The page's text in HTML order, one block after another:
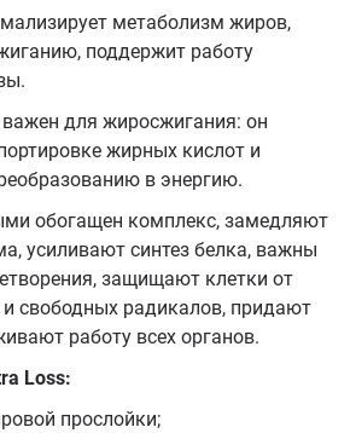
метаболизм жиров,
поддержит работу
для жиросжигания: он
жирных кислот и
в энергию.
обогащен комплекс, замедляют
усиливают синтез белка, важны
защищают клетки от
и свободных радикалов, придают
работу всех органов.
Loss:
прослойки;